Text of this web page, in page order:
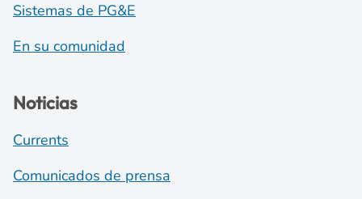
Sistemas de PG&E
En su comunidad
Noticias
Currents
Comunicados de prensa